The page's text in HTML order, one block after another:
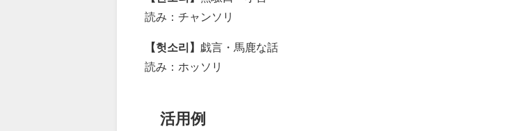
読み：チャンソリ
【헛소리】 戯言・馬鹿な話
読み：ホッソリ
活用例